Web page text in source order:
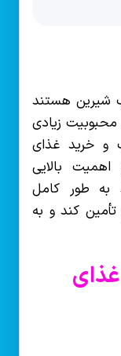
شیرین هستند
زیادی
و خرید غذای
بالایی
به طور کامل
تأمین کند و به